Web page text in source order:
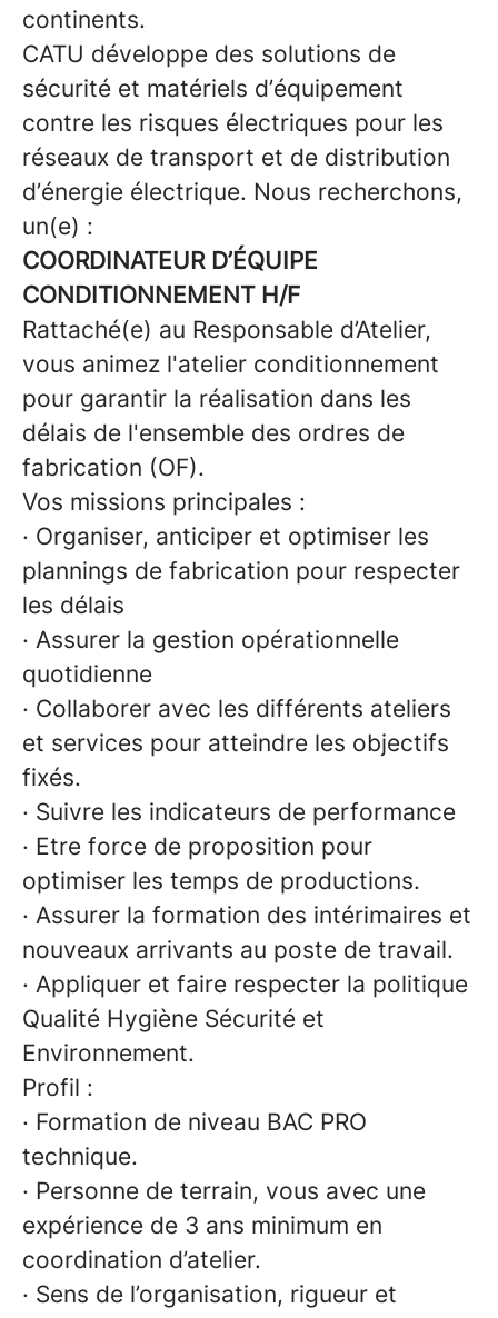
continents.
CATU développe des solutions de
sécurité et matériels d’équipement
contre les risques électriques pour les
réseaux de transport et de distribution
d’énergie électrique. Nous recherchons,
un(e) :
COORDINATEUR D’ÉQUIPE
CONDITIONNEMENT H/F
Rattaché(e) au Responsable d’Atelier,
vous animez l'atelier conditionnement
pour garantir la réalisation dans les
délais de l'ensemble des ordres de
fabrication (OF).
Vos missions principales :
· Organiser, anticiper et optimiser les
plannings de fabrication pour respecter
les délais
· Assurer la gestion opérationnelle
quotidienne
· Collaborer avec les différents ateliers
et services pour atteindre les objectifs
fixés.
· Suivre les indicateurs de performance
· Etre force de proposition pour
optimiser les temps de productions.
· Assurer la formation des intérimaires et
nouveaux arrivants au poste de travail.
· Appliquer et faire respecter la politique
Qualité Hygiène Sécurité et
Environnement.
Profil :
· Formation de niveau BAC PRO
technique.
· Personne de terrain, vous avec une
expérience de 3 ans minimum en
coordination d’atelier.
· Sens de l’organisation, rigueur et